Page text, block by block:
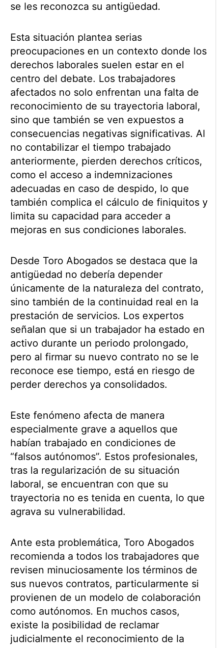
se les reconozca su antigüedad.
Esta situación plantea serias
preocupaciones en un contexto donde los
derechos laborales suelen estar en el
centro del debate. Los trabajadores
afectados no solo enfrentan una falta de
reconocimiento de su trayectoria laboral,
sino que también se ven expuestos a
consecuencias negativas significativas. Al
no contabilizar el tiempo trabajado
anteriormente, pierden derechos críticos,
como el acceso a indemnizaciones
adecuadas en caso de despido, lo que
también complica el cálculo de finiquitos y
limita su capacidad para acceder a
mejoras en sus condiciones laborales.
Desde Toro Abogados se destaca que la
antigüedad no debería depender
únicamente de la naturaleza del contrato,
sino también de la continuidad real en la
prestación de servicios. Los expertos
señalan que si un trabajador ha estado en
activo durante un periodo prolongado,
pero al firmar su nuevo contrato no se le
reconoce ese tiempo, está en riesgo de
perder derechos ya consolidados.
Este fenómeno afecta de manera
especialmente grave a aquellos que
habían trabajado en condiciones de
“falsos autónomos”. Estos profesionales,
tras la regularización de su situación
laboral, se encuentran con que su
trayectoria no es tenida en cuenta, lo que
agrava su vulnerabilidad.
Ante esta problemática, Toro Abogados
recomienda a todos los trabajadores que
revisen minuciosamente los términos de
sus nuevos contratos, particularmente si
provienen de un modelo de colaboración
como autónomos. En muchos casos,
existe la posibilidad de reclamar
judicialmente el reconocimiento de la